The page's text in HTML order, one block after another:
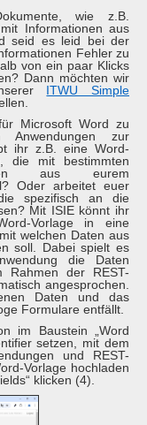
wie z.B.
Informationen aus
seid es leid bei der
Fehler zu
von ein paar Klicks
Dann möchten wir
ITWU Simple
Microsoft Word zu
Anwendungen zur
ihr z.B. eine Word-
die mit bestimmten
aus eurem
Oder arbeitet euer
spezifisch an die
Mit ISIE könnt ihr
Vorlage in eine
welchen Daten aus
soll. Dabei spielt es
die Daten
Rahmen der REST-
angesprochen.
Daten und das
Formulare entfällt.
im Baustein „Word
setzen, mit dem
und REST-
Vorlage hochladen
klicken (4).